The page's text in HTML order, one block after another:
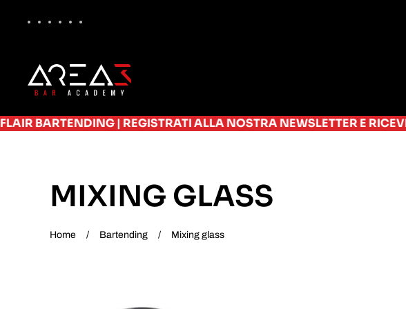
|REGISTRATI ALLA NOSTRA NEWSLETTER E RICEVI SUBITO
MIXING GLASS
Home Bartending Mixing glass